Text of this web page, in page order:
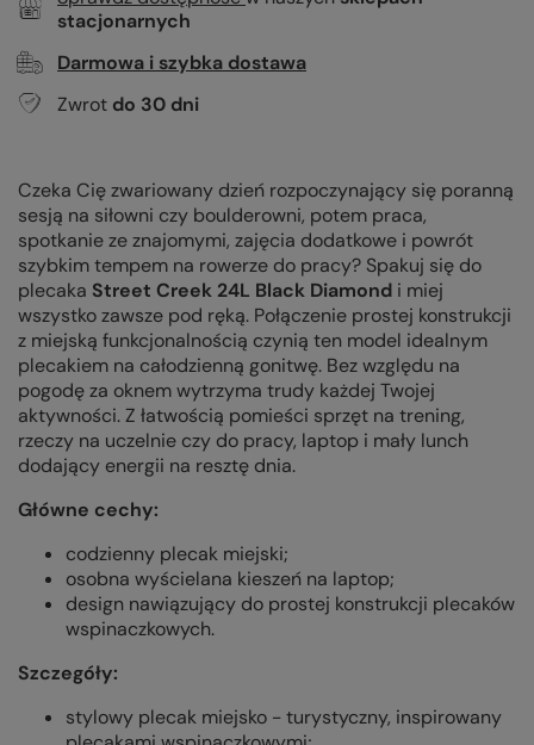
stacjonarnych
Darmowa i szybka dostawa
Zwrot do 30 dni
Czeka Cię zwariowany dzień rozpoczynający się poranną
sesją na siłowni czy boulderowni, potem praca,
spotkanie ze znajomymi, zajęcia dodatkowe i powrót
szybkim tempem na rowerze do pracy? Spakuj się do
plecaka Street Creek 24L Black Diamond i miej
wszystko zawsze pod ręką. Połączenie prostej konstrukcji
z miejską funkcjonalnością czynią ten model idealnym
plecakiem na całodzienną gonitwę. Bez względu na
pogodę za oknem wytrzyma trudy każdej Twojej
aktywności. Z łatwością pomieści sprzęt na trening,
rzeczy na uczelnie czy do pracy, laptop i mały lunch
dodający energii na resztę dnia.
Główne cechy:
codzienny plecak miejski;
osobna wyścielana kieszeń na laptop;
design nawiązujący do prostej konstrukcji plecaków
wspinaczkowych.
Szczegóły:
stylowy plecak miejsko - turystyczny, inspirowany